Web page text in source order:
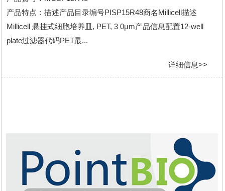
产品特点：描述产品目录编号PISP15R48商名Millicell描述
Millicell 悬挂式细胞培养皿, PET, 3 0µm产品信息配置12-well
plate过滤器代码PET最...
详细信息>>